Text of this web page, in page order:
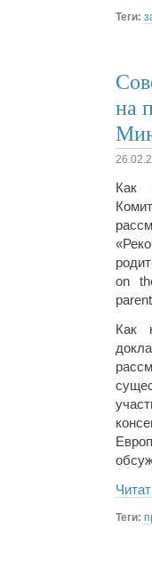
Теги:
на
Как
on
Как
Теги: